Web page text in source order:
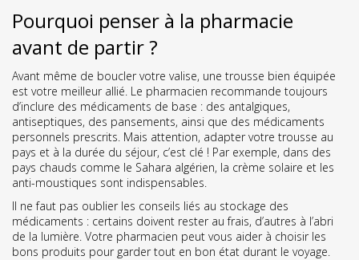
Pourquoi penser à la pharmacie
avant de partir ?
Avant même de boucler votre valise, une trousse bien équipée
est votre meilleur allié. Le pharmacien recommande toujours
d’inclure des médicaments de base : des antalgiques,
antiseptiques, des pansements, ainsi que des médicaments
personnels prescrits. Mais attention, adapter votre trousse au
pays et à la durée du séjour, c’est clé ! Par exemple, dans des
pays chauds comme le Sahara algérien, la crème solaire et les
anti-moustiques sont indispensables.
Il ne faut pas oublier les conseils liés au stockage des
médicaments : certains doivent rester au frais, d’autres à l’abri
de la lumière. Votre pharmacien peut vous aider à choisir les
bons produits pour garder tout en bon état durant le voyage.